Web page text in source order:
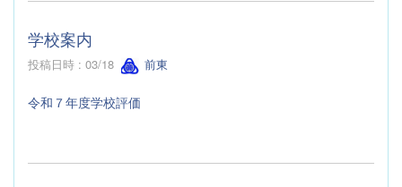
学校案内
投稿日時 : 03/18 前東
令和７年度学校評価